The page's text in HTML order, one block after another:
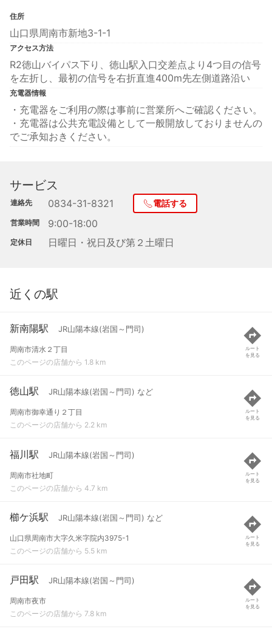
住所
山口県周南市新地3-1-1
アクセス方法
R2徳山バイパス下り、徳山駅入口交差点より4つ目の信号
を左折し、最初の信号を右折直進400m先左側道路沿い
充電器情報
・充電器をご利用の際は事前に営業所へご確認ください。
・充電器は公共充電設備として一般開放しておりませんの
でご承知おきください。
サービス
連絡先 0834-31-8321 電話する
営業時間 9:00-18:00
定休日 日曜日・祝日及び第２土曜日
近くの駅
新南陽駅 JR山陽本線(岩国～門司)
周南市清水２丁目
このページの店舗から 1.8 km
ルート
を見る
徳山駅 JR山陽本線(岩国～門司) など
周南市御幸通り２丁目
このページの店舗から 2.2 km
ルート
を見る
福川駅 JR山陽本線(岩国～門司)
周南市社地町
このページの店舗から 4.7 km
ルート
を見る
櫛ケ浜駅 JR山陽本線(岩国～門司) など
山口県周南市大字久米字院内3975-1
このページの店舗から 5.5 km
ルート
を見る
戸田駅 JR山陽本線(岩国～門司)
周南市夜市
このページの店舗から 7.8 km
ルート
を見る